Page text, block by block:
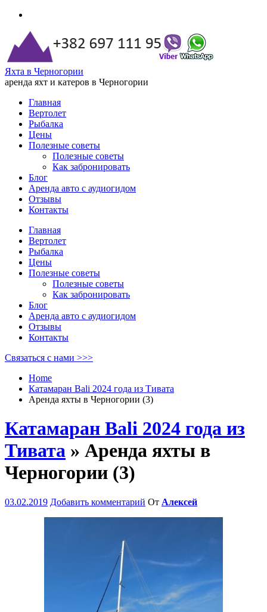
Яхта в Черногории
аренда яхт и катеров в Черногории
Главная
Вертолет
Рыбалка
Цены
Полезные советы
Полезные советы
Как забронировать
Блог
Аренда авто с аудиогидом
Отзывы
Контакты
Главная
Вертолет
Рыбалка
Цены
Полезные советы
Полезные советы
Как забронировать
Блог
Аренда авто с аудиогидом
Отзывы
Контакты
Связаться с нами >>>
Home
Катамаран Bali 2024 года из Тивата
Аренда яхты в Черногории (3)
Катамаран Bali 2024 года из
Тивата » Аренда яхты в
Черногории (3)
03.02.2019 Добавить комментарий От Алексей